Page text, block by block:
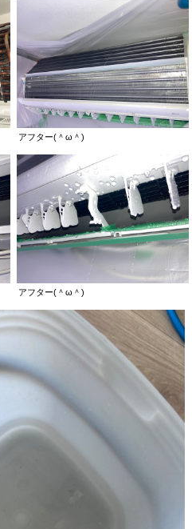
アフター(＾ω＾)
アフター(＾ω＾)